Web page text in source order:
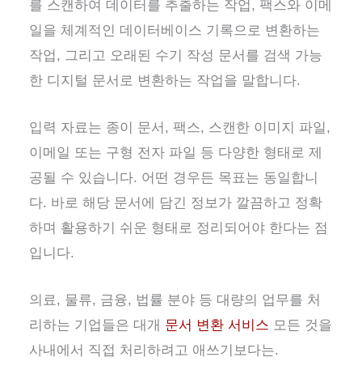
를 스캔하여 데이터를 추출하는 작업, 팩스와 이메
일을 체계적인 데이터베이스 기록으로 변환하는
작업, 그리고 오래된 수기 작성 문서를 검색 가능
한 디지털 문서로 변환하는 작업을 말합니다.
입력 자료는 종이 문서, 팩스, 스캔한 이미지 파일,
이메일 또는 구형 전자 파일 등 다양한 형태로 제
공될 수 있습니다. 어떤 경우든 목표는 동일합니
다. 바로 해당 문서에 담긴 정보가 깔끔하고 정확
하며 활용하기 쉬운 형태로 정리되어야 한다는 점
입니다.
의료, 물류, 금융, 법률 분야 등 대량의 업무를 처
리하는 기업들은 대개 문서 변환 서비스 모든 것을
사내에서 직접 처리하려고 애쓰기보다는.